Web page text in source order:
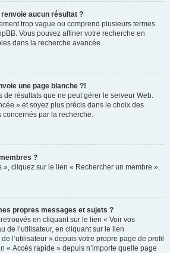
aucun résultat ?
trop vague ou comprend plusieurs termes
Vous pouvez affiner votre recherche en
dans la recherche avancée.
une page blanche ?!
de résultats que ne peut gérer le serveur Web.
» et soyez plus précis dans le choix des
concernés par la recherche.
?
», cliquez sur le lien « Rechercher un membre ».
propres messages et sujets ?
en cliquant sur le lien « Voir vos
de l’utilisateur, en cliquant sur le lien
l’utilisateur » depuis votre propre page de profil
« Accès rapide » depuis n’importe quelle page